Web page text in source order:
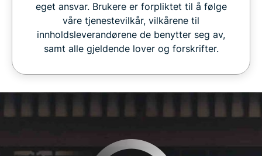
eget ansvar. Brukere er forpliktet til å følge
våre tjenestevilkår, vilkårene til
innholdsleverandørene de benytter seg av,
samt alle gjeldende lover og forskrifter.